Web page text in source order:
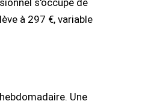
s'occupe de
à 297 €, variable
Une